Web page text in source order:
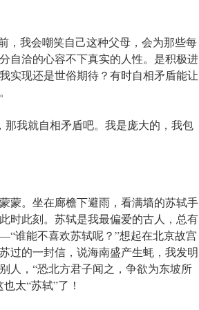
，我会嘲笑自己这种父母，会为那些每
自洽的心容不下真实的人性。是积极进
实现还是世俗期待？有时自相矛盾能让
那我就自相矛盾吧。我是庞大的，我包
蒙。坐在廊檐下避雨，看满墙的苏轼手
时此刻。苏轼是我最偏爱的古人，总有
谁能不喜欢苏轼呢？”想起在北京故宫
过的一封信，说海南盛产生蚝，我发明
人，“恐北方君子闻之，争欲为东坡所
太“苏轼”了！